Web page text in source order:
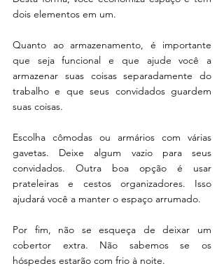
dois elementos em um.
Quanto ao armazenamento, é importante
que seja funcional e que ajude você a
armazenar suas coisas separadamente do
trabalho e que seus convidados guardem
suas coisas.
Escolha cômodas ou armários com várias
gavetas. Deixe algum vazio para seus
convidados. Outra boa opção é usar
prateleiras e cestos organizadores. Isso
ajudará você a manter o espaço arrumado.
Por fim, não se esqueça de deixar um
cobertor extra. Não sabemos se os
hóspedes estarão com frio à noite.